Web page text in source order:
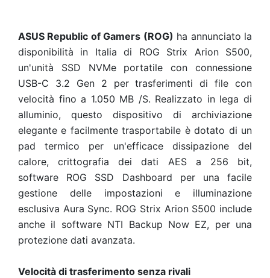
ASUS Republic of Gamers (ROG) ha annunciato la
disponibilità in Italia di ROG Strix Arion S500,
un'unità SSD NVMe portatile con connessione
USB-C 3.2 Gen 2 per trasferimenti di file con
velocità fino a 1.050 MB /S. Realizzato in lega di
alluminio, questo dispositivo di archiviazione
elegante e facilmente trasportabile è dotato di un
pad termico per un'efficace dissipazione del
calore, crittografia dei dati AES a 256 bit,
software ROG SSD Dashboard per una facile
gestione delle impostazioni e illuminazione
esclusiva Aura Sync. ROG Strix Arion S500 include
anche il software NTI Backup Now EZ, per una
protezione dati avanzata.
Velocità di trasferimento senza rivali